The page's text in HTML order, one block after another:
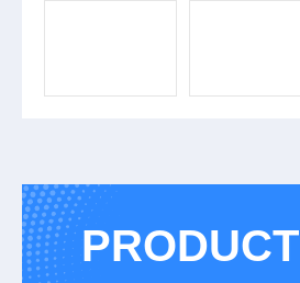
PRODUCT